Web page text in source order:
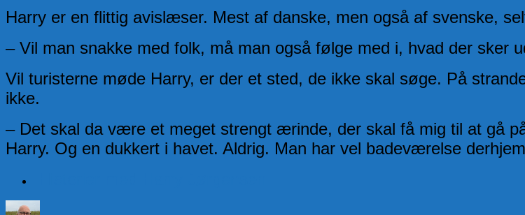
Harry er en flittig avislæser. Mest af danske, men også af svenske,
– Vil man snakke med folk, må man også følge med i, hvad der sker
Vil turisterne møde Harry, er der et sted, de ikke skal søge. På
ikke.
– Det skal da være et meget strengt ærinde, der skal få mig til at gå
Harry. Og en dukkert i havet. Aldrig. Man har vel badeværelse